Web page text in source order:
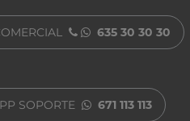
635 30 30 30
SOPORTE 671 113 113